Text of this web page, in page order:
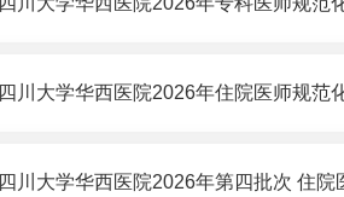
四川大学华西医院2026年住院医师规范
四川大学华西医院2026年第四批次 住院